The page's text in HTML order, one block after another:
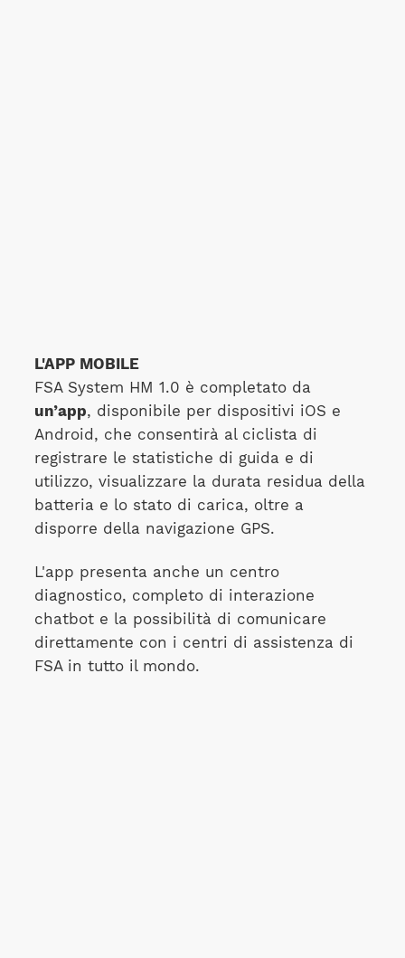
L'APP MOBILE
FSA System HM 1.0 è completato da
un’app, disponibile per dispositivi iOS e
Android, che consentirà al ciclista di
registrare le statistiche di guida e di
utilizzo, visualizzare la durata residua della
batteria e lo stato di carica, oltre a
disporre della navigazione GPS.
L'app presenta anche un centro
diagnostico, completo di interazione
chatbot e la possibilità di comunicare
direttamente con i centri di assistenza di
FSA in tutto il mondo.